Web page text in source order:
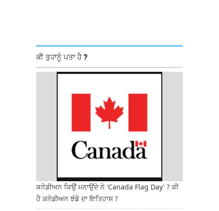
ਕੀ ਤੁਹਾਨੂੰ ਪਤਾ ਹੈ ?
ਕਨੇਡੀਅਨ ਕਿਉਂ ਮਨਾਉਂਦੇ ਨੇ 'Canada Flag Day' ? ਕੀ
ਹੈ ਕਨੇਡੀਅਨ ਝੰਡੇ ਦਾ ਇਤਿਹਾਸ ?